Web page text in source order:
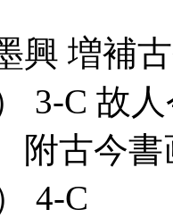
興 増補
3-C 故
古今書
4-C